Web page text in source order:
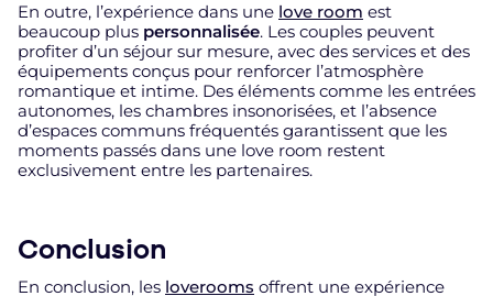
En outre, l’expérience dans une love room est
beaucoup plus personnalisée. Les couples peuvent
profiter d’un séjour sur mesure, avec des services et des
équipements conçus pour renforcer l’atmosphère
romantique et intime. Des éléments comme les entrées
autonomes, les chambres insonorisées, et l’absence
d’espaces communs fréquentés garantissent que les
moments passés dans une love room restent
exclusivement entre les partenaires.
Conclusion
En conclusion, les loverooms offrent une expérience